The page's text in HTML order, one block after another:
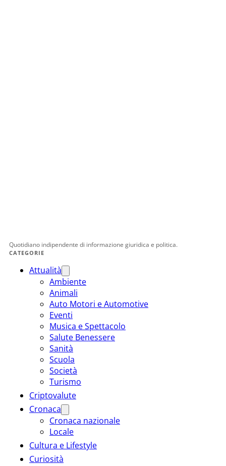
Quotidiano indipendente di informazione giuridica e politica.
CATEGORIE
Attualità
Ambiente
Animali
Auto Motori e Automotive
Eventi
Musica e Spettacolo
Salute Benessere
Sanità
Scuola
Società
Turismo
Criptovalute
Cronaca
Cronaca nazionale
Locale
Cultura e Lifestyle
Curiosità